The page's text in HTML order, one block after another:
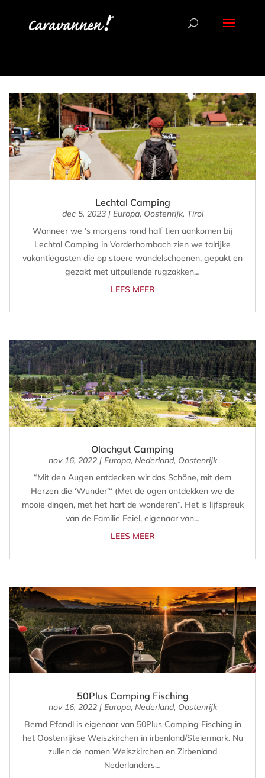
Lechtal Camping
dec 5, 2023| Europa, Oostenrijk, Tirol
Wanneer we ’s morgens rond half tien aankomen bij
Lechtal Camping in Vorderhornbach zien we talrijke
vakantiegasten die op stoere wandelschoenen, gepakt en
gezakt met uitpuilende rugzakken…
LEES MEER
Olachgut Camping
nov 16, 2022| Europa, Nederland, Oostenrijk
“Mit den Augen entdecken wir das Schöne, mit dem
Herzen die ‘Wunder’“ (Met de ogen ontdekken we de
mooie dingen, met het hart de wonderen”. Het is lijfspreuk
van de Familie Feiel, eigenaar van…
LEES MEER
50Plus Camping Fisching
nov 16, 2022| Europa, Nederland, Oostenrijk
Bernd Pfandl is eigenaar van 50Plus Camping Fisching in
het Oostenrijkse Weiszkirchen in irbenland/Steiermark. Nu
zullen de namen Weiszkirchen en Zirbenland
Nederlanders…